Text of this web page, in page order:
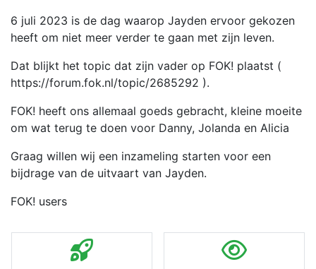
6 juli 2023 is de dag waarop Jayden ervoor gekozen
heeft om niet meer verder te gaan met zijn leven.
Dat blijkt het topic dat zijn vader op FOK! plaatst (
https://forum.fok.nl/topic/2685292 ).
FOK! heeft ons allemaal goeds gebracht, kleine moeite
om wat terug te doen voor Danny, Jolanda en Alicia
Graag willen wij een inzameling starten voor een
bijdrage van de uitvaart van Jayden.
FOK! users